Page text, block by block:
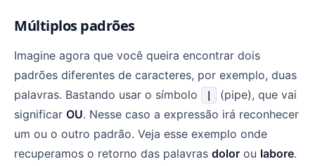
Múltiplos padrões
Imagine agora que você queira encontrar dois
padrões diferentes de caracteres, por exemplo, duas
palavras. Bastando usar o símbolo
|
(pipe), que vai
significar OU. Nesse caso a expressão irá reconhecer
um ou o outro padrão. Veja esse exemplo onde
recuperamos o retorno das palavras dolor ou labore.